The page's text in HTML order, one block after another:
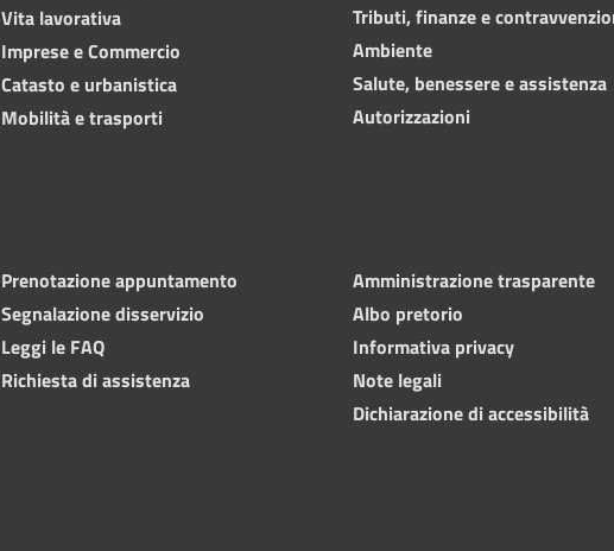
Vita lavorativa
Imprese e Commercio
Catasto e urbanistica
Mobilità e trasporti
Tributi, finanze e
Ambiente
Salute, benessere e assistenza
Autorizzazioni
Prenotazione appuntamento
Segnalazione disservizio
Leggi le FAQ
Richiesta di assistenza
Amministrazione trasparente
Albo pretorio
Informativa privacy
Note legali
Dichiarazione di accessibilità